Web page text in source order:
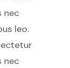
nec
leo.
nec